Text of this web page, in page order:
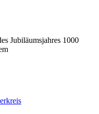
Jubiläumsjahres 1000